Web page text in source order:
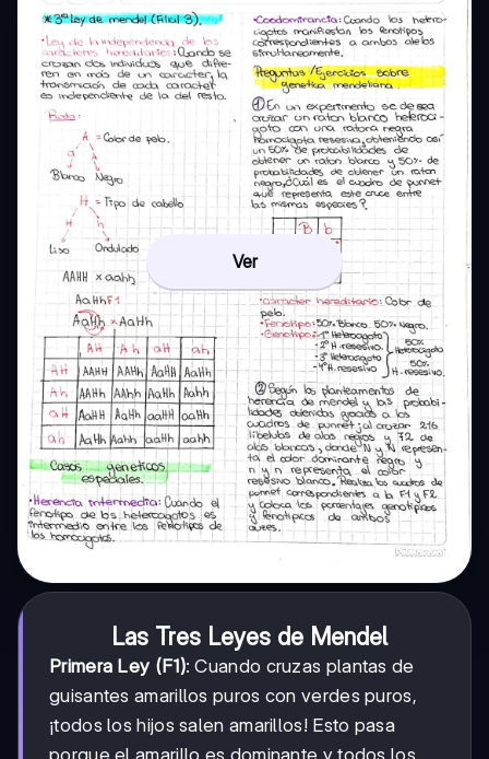
Ver
Las Tres Leyes de Mendel
Primera Ley (F1): Cuando cruzas plantas de
guisantes amarillos puros con verdes puros,
¡todos los hijos salen amarillos! Esto pasa